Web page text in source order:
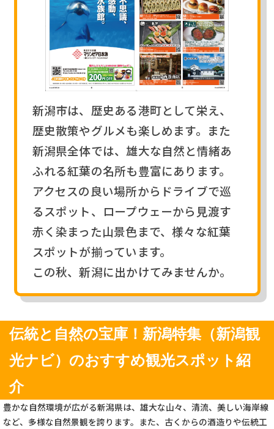
新潟市は、歴史ある港町として栄え、
歴史散策やグルメも楽しめます。また
新潟県全体では、雄大な自然と情緒あ
ふれる紅葉の名所も豊富にあります。
アクセスの良い場所からドライブで巡
るスポット、ロープウェーから見渡す
赤く染まった山景色まで、様々な紅葉
スポットが揃っています。
この秋、新潟に出かけてみませんか。
伝統と自然の宝庫！新潟特集（新潟観
光ナビ）のおすすめ観光スポット紹
介
豊かな自然環境が広がる新潟県は、雄大な山々、清流、美しい海岸線
など、多様な自然景観を誇ります。また、古くからの酒造りや伝統工